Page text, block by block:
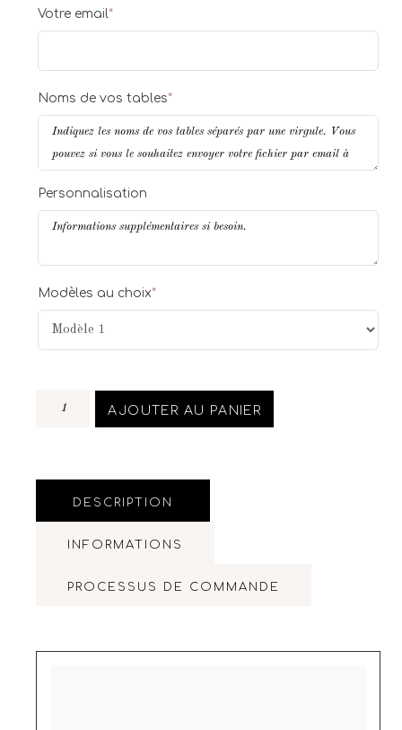
Votre email*
Noms de vos tables*
Personnalisation
Modèles au choix*
AJOUTER AU PANIER
DESCRIPTION
INFORMATIONS
PROCESSUS DE COMMANDE